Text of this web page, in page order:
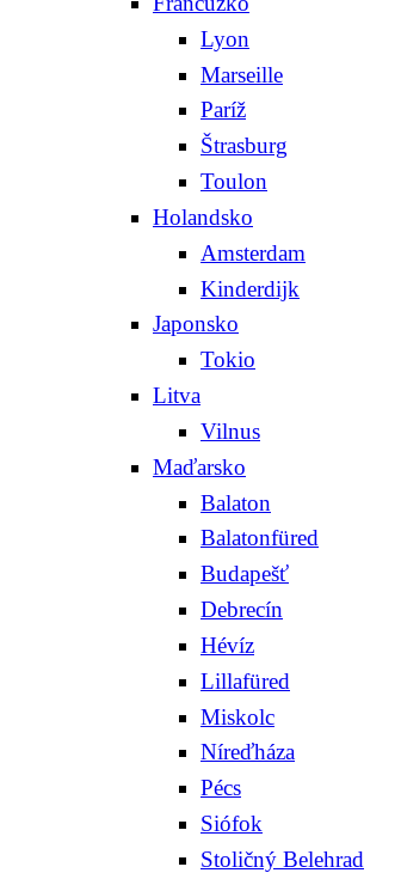
Lyon
Marseille
Paríž
Štrasburg
Toulon
Holandsko
Amsterdam
Kinderdijk
Japonsko
Tokio
Litva
Vilnus
Maďarsko
Balaton
Balatonfüred
Budapešť
Debrecín
Hévíz
Lillafüred
Miskolc
Níreďháza
Pécs
Siófok
Stoličný Belehrad